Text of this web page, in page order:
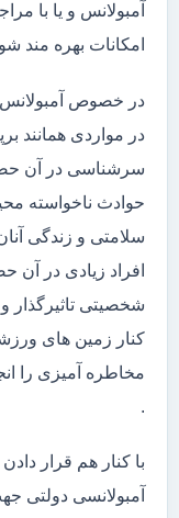
آمبولانس و یا با
امکانات بهره مند
در خصوص
در مواردی همانند
سرشناسی در آن
حوادث ناخواسته
سلامتی و زندگی
افراد زیادی در آن
شخصیتی تاثیرگذار
کنار زمین های
مخاطره آمیزی را
.
با کنار هم قرار
آمبولانسی دولتی